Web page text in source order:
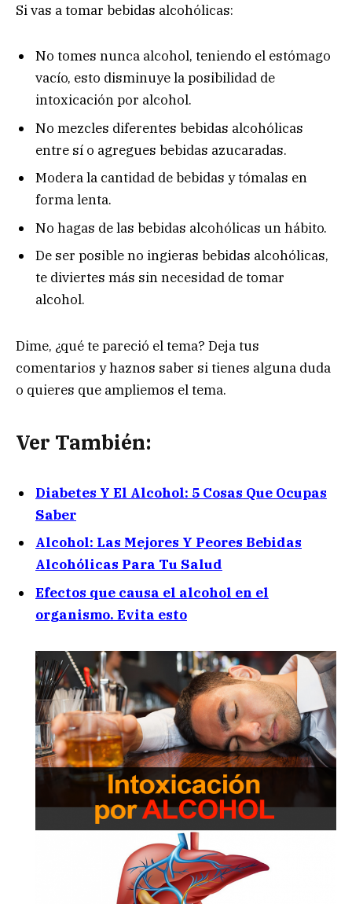
Si vas a tomar bebidas alcohólicas:
No tomes nunca alcohol, teniendo el estómago
vacío, esto disminuye la posibilidad de
intoxicación por alcohol.
No mezcles diferentes bebidas alcohólicas
entre sí o agregues bebidas azucaradas.
Modera la cantidad de bebidas y tómalas en
forma lenta.
No hagas de las bebidas alcohólicas un hábito.
De ser posible no ingieras bebidas alcohólicas,
te diviertes más sin necesidad de tomar
alcohol.
Dime, ¿qué te pareció el tema? Deja tus
comentarios y haznos saber si tienes alguna duda
o quieres que ampliemos el tema.
Ver También:
Diabetes Y El Alcohol: 5 Cosas Que Ocupas
Saber
Alcohol: Las Mejores Y Peores Bebidas
Alcohólicas Para Tu Salud
Efectos que causa el alcohol en el
organismo. Evita esto